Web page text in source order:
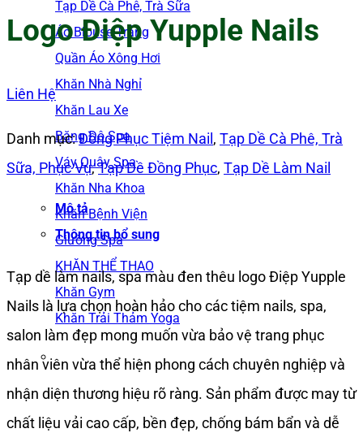
Tạp Dề Cà Phê, Trà Sữa
Áo Blouse Trắng
Quần Áo Xông Hơi
Khăn Nhà Nghỉ
Khăn Lau Xe
Băng Đô Spa
Váy Quây Spa
Khăn Nha Khoa
Khăn Bệnh Viện
Giường Spa
KHĂN THỂ THAO
Khăn Gym
Khăn Trải Thảm Yoga
Logo Điệp Yupple Nails
Liên Hệ
Danh mục:Đồng Phục Tiệm Nail, Tạp Dề Cà Phê, Trà
Sữa, Phục Vụ,Tạp Dề Đồng Phục, Tạp Dề Làm Nail
Mô tả
Thông tin bổ sung
Tạp dề làm nails, spa màu đen thêu logo Điệp Yupple
Nails là lựa chọn hoàn hảo cho các tiệm nails, spa,
salon làm đẹp mong muốn vừa bảo vệ trang phục
nhân viên vừa thể hiện phong cách chuyên nghiệp và
nhận diện thương hiệu rõ ràng. Sản phẩm được may từ
chất liệu vải cao cấp, bền đẹp, chống bám bẩn và dễ